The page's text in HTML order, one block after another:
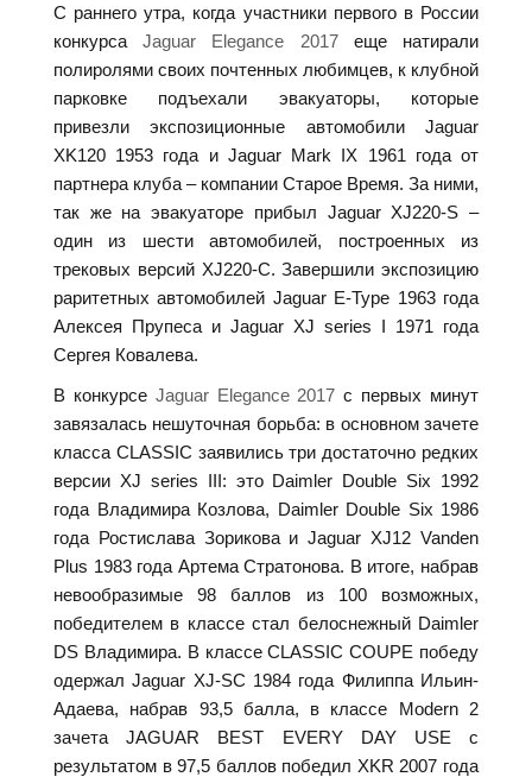
С раннего утра, когда участники первого в России
конкурсаJaguar Elegance 2017еще натирали
полиролями своих почтенных любимцев, к клубной
парковке подъехали эвакуаторы, которые
привезли экспозиционные автомобили Jaguar
XK120 1953 года и Jaguar Mark IХ 1961 года от
партнера клуба – компании Старое Время. За ними,
так же на эвакуаторе прибыл Jaguar XJ220-S –
один из шести автомобилей, построенных из
трековых версий XJ220-С. Завершили экспозицию
раритетных автомобилей Jaguar E-Type 1963 года
Алексея Прупеса и Jaguar XJ series I 1971 года
Сергея Ковалева.
В конкурсе Jaguar Elegance 2017 с первых минут
завязалась нешуточная борьба: в основном зачете
класса CLASSIC заявились три достаточно редких
версии XJ series III: это Dаimler Double Six 1992
года Владимира Козлова, Dаimler Double Six 1986
года Ростислава Зорикова и Jaguar XJ12 Vanden
Plus 1983 года Артема Стратонова. В итоге, набрав
невообразимые 98 баллов из 100 возможных,
победителем в классе стал белоснежный Dаimler
DS Владимира. В классе CLASSIC COUPE победу
одержал Jaguar XJ-SC 1984 года Филиппа Ильин-
Адаева, набрав 93,5 балла, в классе Modern 2
зачета JAGUAR BEST EVERY DAY USE с
результатом в 97,5 баллов победил XKR 2007 года